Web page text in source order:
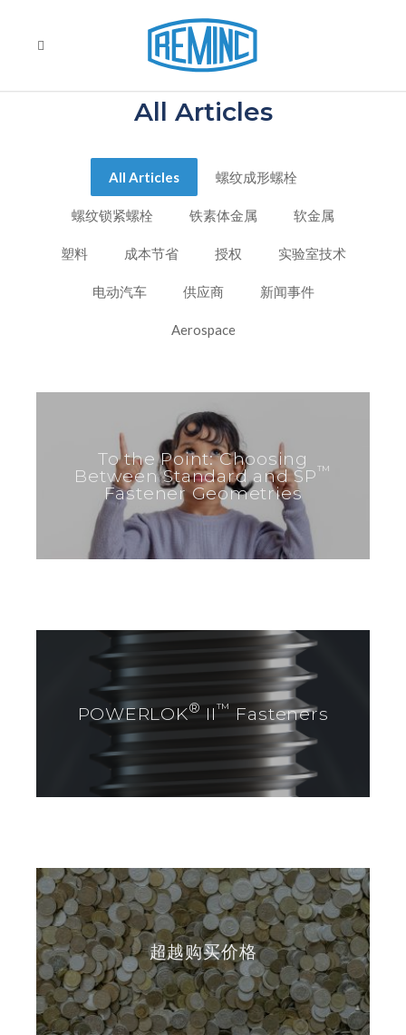
All Articles
All Articles 螺纹成形螺栓
螺纹锁紧螺栓 铁素体金属 软金属
塑料 成本节省 授权 实验室技术
电动汽车 供应商 新闻事件
Aerospace
To the Point: Choosing
Between Standard and SP™
Fastener Geometries
POWERLOK® II™ Fasteners
超越购买价格